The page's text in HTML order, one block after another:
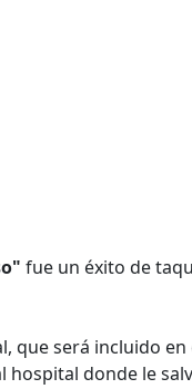
fue un éxito de
que será incluido
hospital donde le